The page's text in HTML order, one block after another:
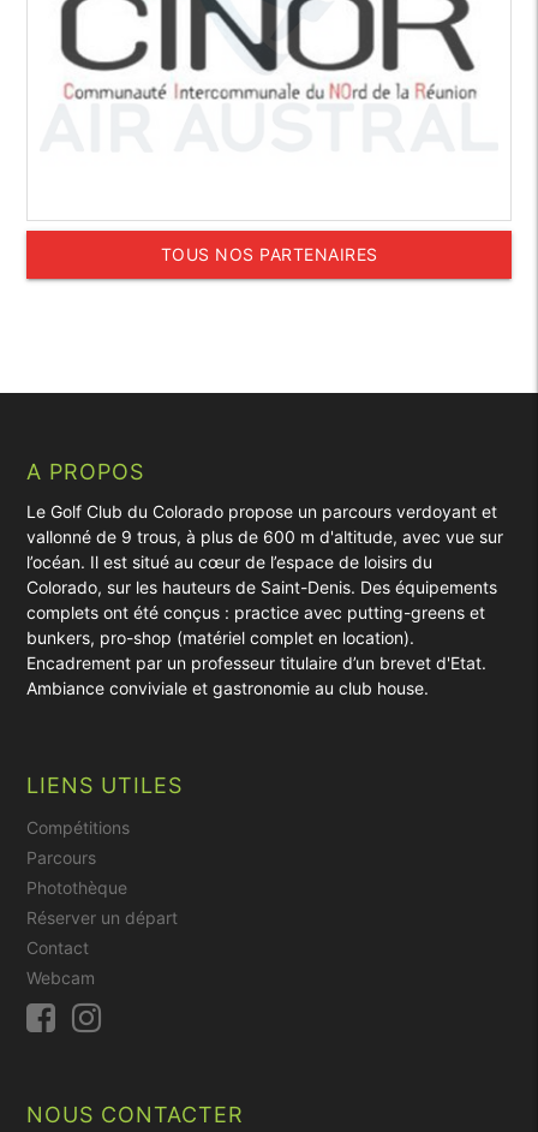
TOUS NOS PARTENAIRES
A PROPOS
Le Golf Club du Colorado propose un parcours verdoyant et
vallonné de 9 trous, à plus de 600 m d'altitude, avec vue sur
l’océan. Il est situé au cœur de l’espace de loisirs du
Colorado, sur les hauteurs de Saint-Denis. Des équipements
complets ont été conçus : practice avec putting-greens et
bunkers, pro-shop (matériel complet en location).
Encadrement par un professeur titulaire d’un brevet d'Etat.
Ambiance conviviale et gastronomie au club house.
LIENS UTILES
Compétitions
Parcours
Photothèque
Réserver un départ
Contact
Webcam
NOUS CONTACTER